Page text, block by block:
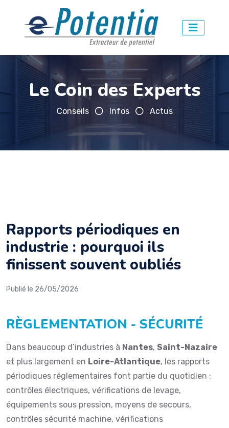
Le Coin des Experts
Conseils Infos Actus
Rapports périodiques en
industrie : pourquoi ils
finissent souvent oubliés
Publié le 26/05/2026
RÈGLEMENTATION - SÉCURITÉ
Dans beaucoup d’industries à Nantes, Saint-Nazaire
et plus largement en Loire-Atlantique, les rapports
périodiques réglementaires font partie du quotidien :
contrôles électriques, vérifications de levage,
équipements sous pression, moyens de secours,
contrôles sécurité machine, vérifications